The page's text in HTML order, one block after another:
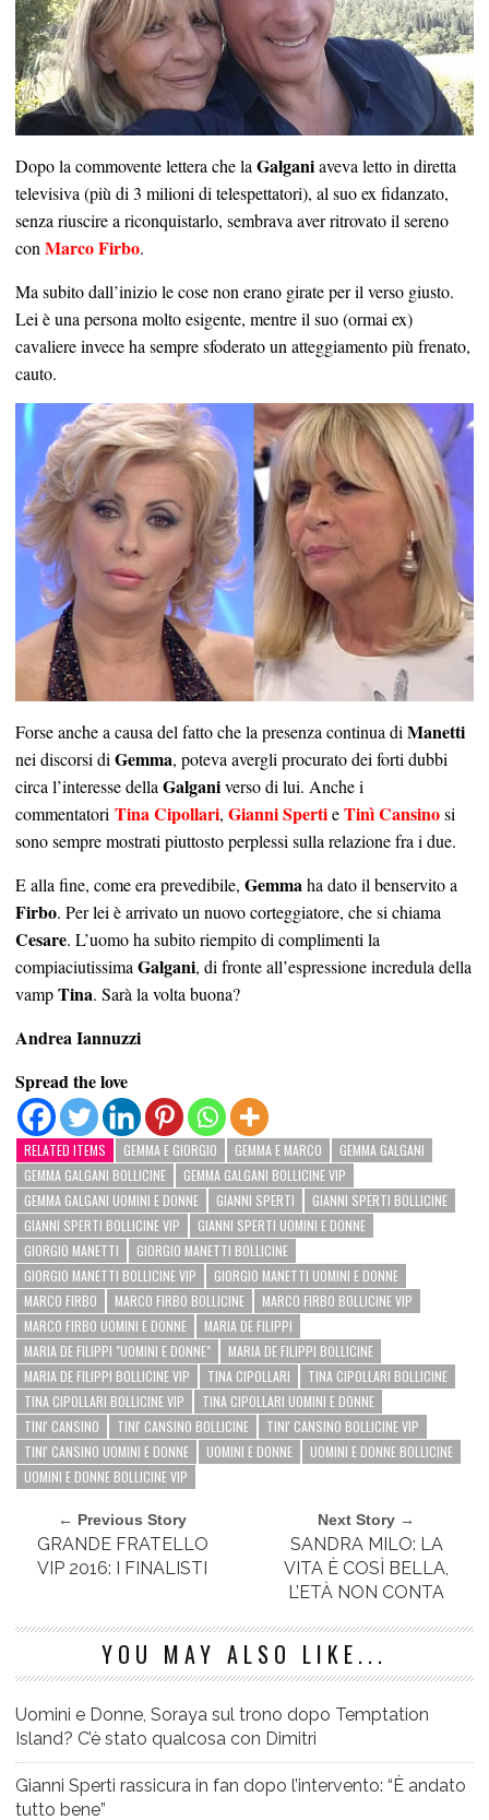
Dopo la commovente lettera che la Galganiaveva letto in diretta
televisiva (più di 3 milioni di telespettatori), al suo ex fidanzato,
senza riuscire a riconquistarlo, sembrava aver ritrovato il sereno
con Marco Firbo.
Ma subito dall’inizio le cose non erano girate per il verso giusto.
Lei è una persona molto esigente, mentre il suo (ormai ex)
cavaliere invece ha sempre sfoderato un atteggiamento più frenato,
cauto.
Forse anche a causa del fatto che la presenza continua di Manetti
nei discorsi di Gemma, poteva avergli procurato dei forti dubbi
circa l’interesse della Galganiverso di lui. Anche i
commentatori Tina Cipollari, Gianni SpertieTinì Cansinosi
sono sempre mostrati piuttosto perplessi sulla relazione fra i due.
E alla fine, come era prevedibile, Gemmaha dato il benservito a
Firbo. Per lei è arrivato un nuovo corteggiatore, che si chiama
Cesare. L’uomo ha subito riempito di complimenti la
compiaciutissima Galgani, di fronte all’espressione incredula della
vampTina. Sarà la volta buona?
Andrea Iannuzzi
Spread the love
RELATED ITEMS GEMMA E GIORGIO GEMMA E MARCO
GEMMA GALGANI
GEMMA GALGANI BOLLICINE
GEMMA GALGANI BOLLICINE VIP
GEMMA GALGANI UOMINI E DONNE
GIANNI SPERTI
GIANNI SPERTI BOLLICINE
GIANNI SPERTI BOLLICINE VIP
GIANNI SPERTI UOMINI E DONNE
GIORGIO MANETTI
GIORGIO MANETTI BOLLICINE
GIORGIO MANETTI BOLLICINE VIP
GIORGIO MANETTI UOMINI E DONNE
MARCO FIRBO
MARCO FIRBO BOLLICINE
MARCO FIRBO BOLLICINE VIP
MARCO FIRBO UOMINI E DONNE
MARIA DE FILIPPI
MARIA DE FILIPPI "UOMINI E DONNE"
MARIA DE FILIPPI BOLLICINE
MARIA DE FILIPPI BOLLICINE VIP
TINA CIPOLLARI
TINA CIPOLLARI BOLLICINE
TINA CIPOLLARI BOLLICINE VIP
TINA CIPOLLARI UOMINI E DONNE
TINI' CANSINO
TINI' CANSINO BOLLICINE
TINI' CANSINO BOLLICINE VIP
TINI' CANSINO UOMINI E DONNE
UOMINI E DONNE
UOMINI E DONNE BOLLICINE
UOMINI E DONNE BOLLICINE VIP
← Previous Story
GRANDE FRATELLO
VIP 2016: I FINALISTI
Next Story →
SANDRA MILO: LA
VITA È COSÌ BELLA,
L’ETÀ NON CONTA
YOU MAY ALSO LIKE...
Uomini e Donne, Soraya sul trono dopo Temptation
Island? C’è stato qualcosa con Dimitri
Gianni Sperti rassicura in fan dopo l’intervento: “È andato
tutto bene”